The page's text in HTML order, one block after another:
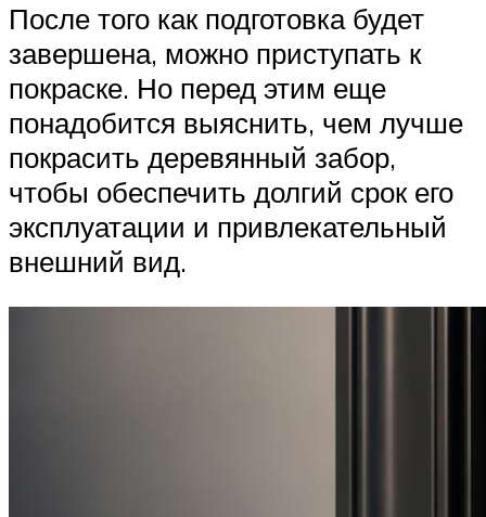
После того как подготовка будет
завершена, можно приступать к
покраске. Но перед этим еще
понадобится выяснить, чем лучше
покрасить деревянный забор,
чтобы обеспечить долгий срок его
эксплуатации и привлекательный
внешний вид.